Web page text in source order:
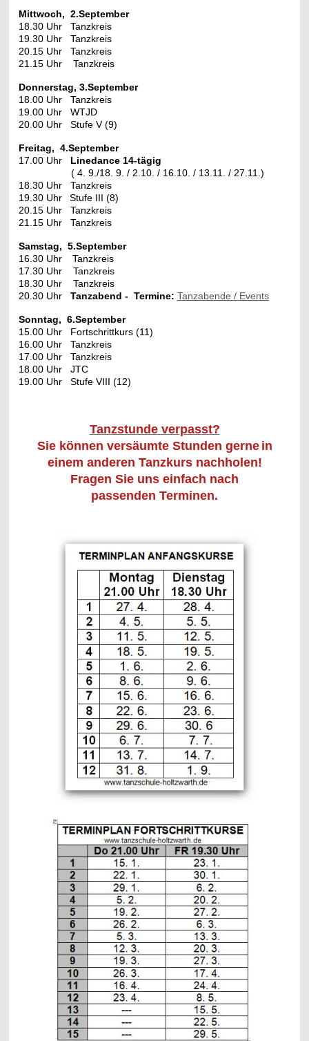
Mittwoch, 2.September
18.30 Uhr Tanzkreis
19.30 Uhr Tanzkreis
20.15 Uhr Tanzkreis
21.15 Uhr Tanzkreis
Donnerstag, 3.September
18.00 Uhr Tanzkreis
19.00 Uhr WTJD
20.00 Uhr Stufe V (9)
Freitag, 4.September
17.00 Uhr Linedance 14-tägig
( 4. 9./18. 9. / 2.10. / 16.10. / 13.11. / 27.11.)
18.30 Uhr Tanzkreis
19.30 Uhr
Stufe III (8)
20.15 Uhr Tanzkreis
21.15 Uhr Tanzkreis
Samstag, 5.September
16.30 Uhr
Tanzkreis
17.30 Uhr Tanzkreis
18.30 Uhr Tanzkreis
20.30 Uhr Tanzabend - Termine: Tanzabende / Events
Sonntag, 6.September
15.00 Uhr Fortschrittkurs (11)
16.00 Uhr Tanzkreis
17.00 Uhr Tanzkreis
18.00 Uhr JTC
19.00 Uhr Stufe VIII (12)
Tanzstunde verpasst?
Sie können versäumte Stunden gerne in
einem anderen Tanzkurs nachholen!
Fragen Sie uns einfach nach
passenden Terminen.